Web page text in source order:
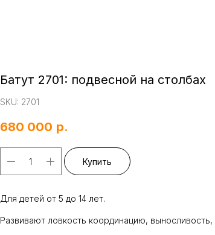
Батут 2701: подвесной на столбах
SKU: 2701
680 000 р.
Купить
Для детей от 5 до 14 лет.
Развивают ловкость координацию,